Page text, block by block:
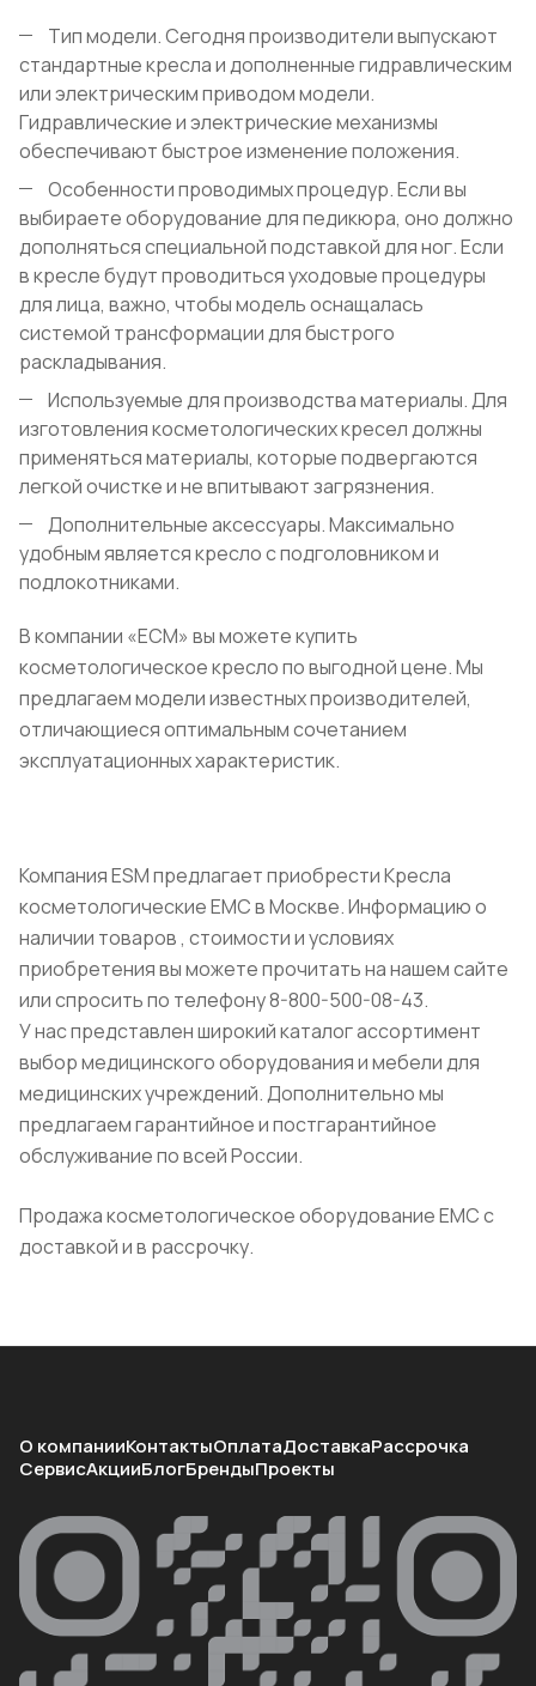
Тип модели. Сегодня производители выпускают
стандартные кресла и дополненные гидравлическим
или электрическим приводом модели.
Гидравлические и электрические механизмы
обеспечивают быстрое изменение положения.
Особенности проводимых процедур. Если вы
выбираете оборудование для педикюра, оно должно
дополняться специальной подставкой для ног. Если
в кресле будут проводиться уходовые процедуры
для лица, важно, чтобы модель оснащалась
системой трансформации для быстрого
раскладывания.
Используемые для производства материалы. Для
изготовления косметологических кресел должны
применяться материалы, которые подвергаются
легкой очистке и не впитывают загрязнения.
Дополнительные аксессуары. Максимально
удобным является кресло с подголовником и
подлокотниками.
В компании «ЕСМ» вы можете купить
косметологическое кресло по выгодной цене. Мы
предлагаем модели известных производителей,
отличающиеся оптимальным сочетанием
эксплуатационных характеристик.
Компания ESM предлагает приобрести Кресла
косметологические ЕМС в Москве. Информацию о
наличии товаров , стоимости и условиях
приобретения вы можете прочитать на нашем сайте
или спросить по телефону 8-800-500-08-43.
У нас представлен широкий каталог ассортимент
выбор медицинского оборудования и мебели для
медицинских учреждений. Дополнительно мы
предлагаем гарантийное и постгарантийное
обслуживание по всей России.
Продажа косметологическое оборудование ЕМС с
доставкой и в рассрочку.
О компанииКонтактыОплатаДоставкаРассрочка
СервисАкцииБлогБрендыПроекты